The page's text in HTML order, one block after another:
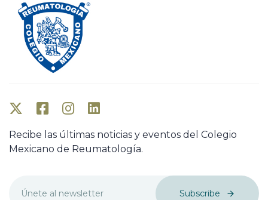
Recibe las últimas noticias y eventos del Colegio
Mexicano de Reumatología.
Subscribe